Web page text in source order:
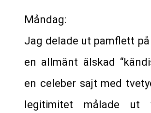
Måndag:
Jag delade ut pamflett
en allmänt älskad
en celeber sajt med
legitimitet målade ut